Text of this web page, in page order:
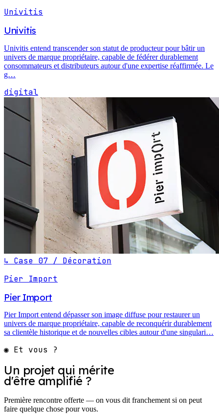
Univitis
Univitis
Univitis entend transcender son statut de producteur pour bâtir un
univers de marque propriétaire, capable de fédérer durablement
consommateurs et distributeurs autour d'une expertise réaffirmée. Le
g…
digital
↳ Case 07 / Décoration
Pier Import
Pier Import
Pier Import entend dépasser son image diffuse pour restaurer un
univers de marque propriétaire, capable de reconquérir durablement
sa clientèle historique et de nouvelles cibles autour d'une singulari…
◉ Et vous ?
Un projet qui mérite
d'être amplifié ?
Première rencontre offerte — on vous dit franchement si on peut
faire quelque chose pour vous.